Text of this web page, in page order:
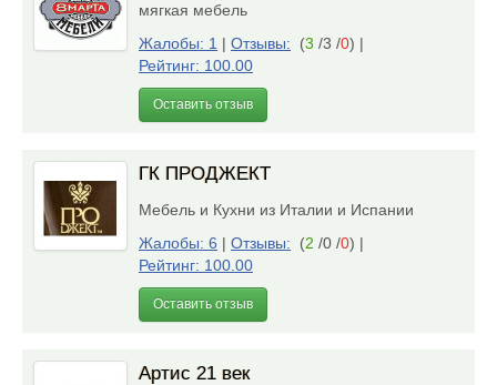
мягкая мебель
Жалобы: 1 | Отзывы: (3 /3 /0) |
Рейтинг: 100.00
Оставить отзыв
ГК ПРОДЖЕКТ
Мебель и Кухни из Италии и Испании
Жалобы: 6 | Отзывы: (2 /0 /0) |
Рейтинг: 100.00
Оставить отзыв
Артис 21 век